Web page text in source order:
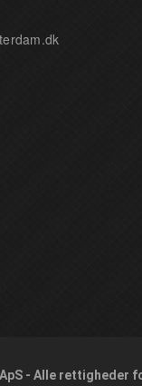
- Alle rettigheder